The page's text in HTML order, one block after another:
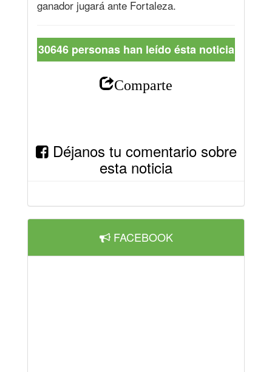
ganador jugará ante Fortaleza.
30646 personas han leído ésta noticia
Comparte
Déjanos tu comentario sobre
esta noticia
FACEBOOK